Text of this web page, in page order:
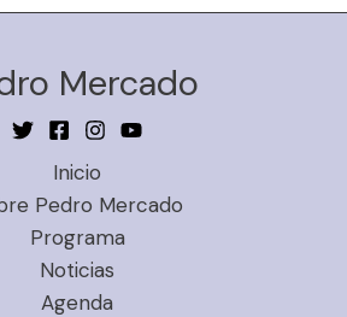
Mercado
Inicio
Pedro Mercado
Programa
Noticias
Agenda